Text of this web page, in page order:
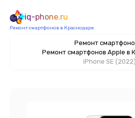
iq-phone.ru
Ремонт смартфонов в Краснодаре
Ремонт
Ремонт смартфонов Apple в
iPhone SE (2022)